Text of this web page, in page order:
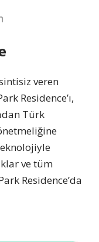
veren
Residence’ı,
Türk
ve tüm
Residence’da